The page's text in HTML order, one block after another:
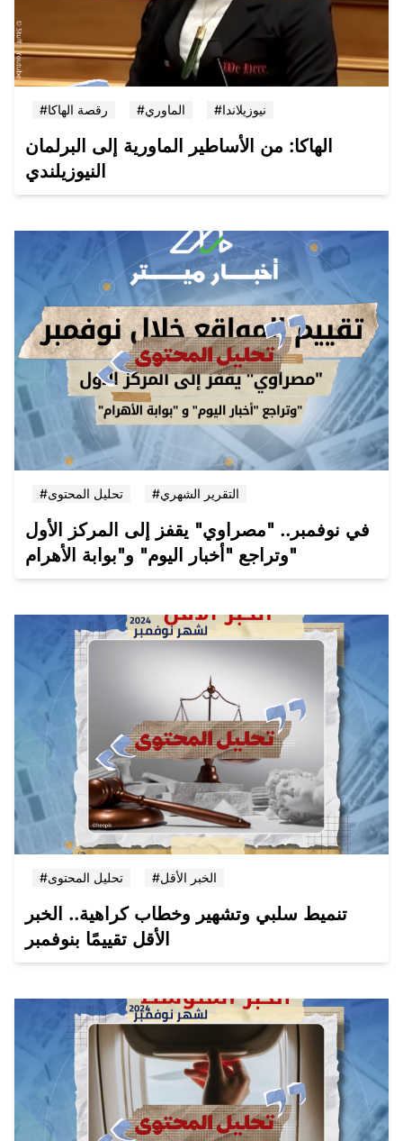
#رقصة الهاكا #الماوري #نيوزيلاندا
الهاكا: من الأساطير الماورية إلى البرلمان
النيوزيلندي
#تحليل المحتوى #التقرير الشهري
في نوفمبر.. "مصراوي" يقفز إلى المركز الأول
وتراجع "أخبار اليوم" و"بوابة الأهرام"
#تحليل المحتوى #الخبر الأقل
تنميط سلبي وتشهير وخطاب كراهية.. الخبر
الأقل تقييمًا بنوفمبر